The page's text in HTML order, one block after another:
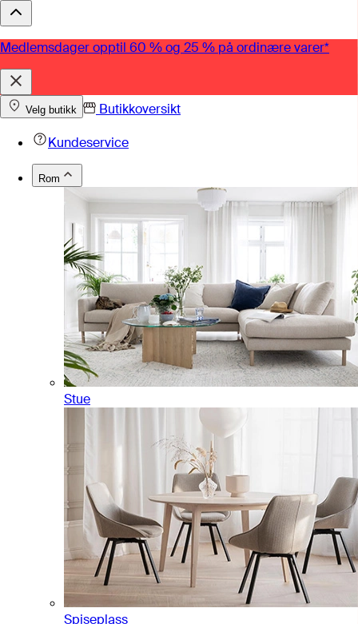
Medlemsdager opptil 60 % og 25 % på ordinære varer*
Velg butikk
Butikkoversikt
Kundeservice
Rom
Stue
Spiseplass